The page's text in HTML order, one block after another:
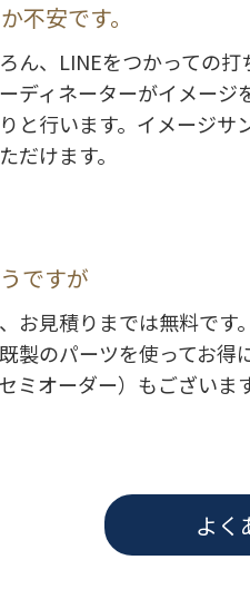
不安です。
ん、LINEをつかっての打
ディネーターがイメージ
と行います。イメージサ
だけます。
ですが
お見積りまでは無料です
製のパーツを使ってお得
ミオーダー）もございます
よく